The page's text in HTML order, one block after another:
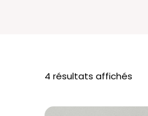
4 résultats affichés
prix